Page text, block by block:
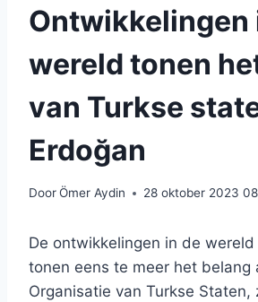
Ontwikkelingen
wereld tonen
van Turkse
Erdoğan
DoorÖmer Aydin 28 oktober 2023
De ontwikkelingen in de
tonen eens te meer het belang
Organisatie van Turkse Staten,